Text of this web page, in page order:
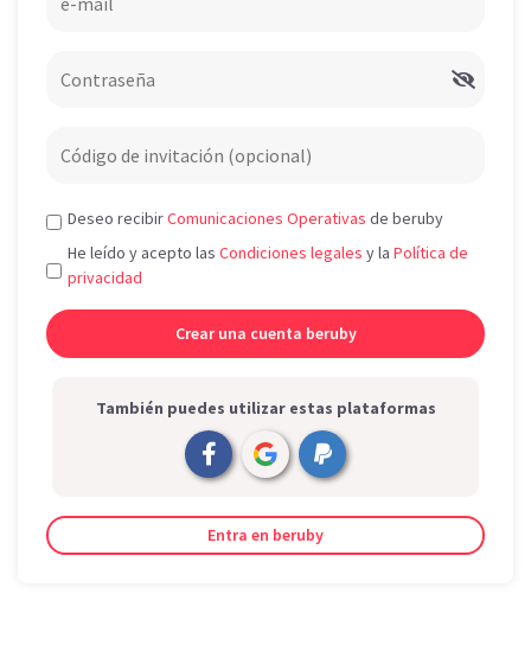
Deseo recibirComunicaciones Operativas de beruby
He leído y acepto las Condiciones legales y la Política de
privacidad
También puedes utilizar estas plataformas
Entra en beruby